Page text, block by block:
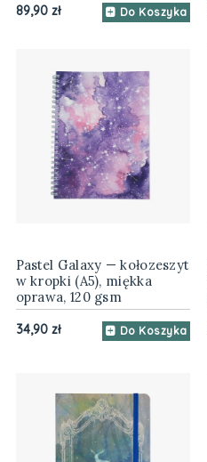
89,90 zł Do Koszyka
Pastel Galaxy — kołozeszyt
w kropki (A5), miękka
oprawa, 120 gsm
34,90 zł Do Koszyka